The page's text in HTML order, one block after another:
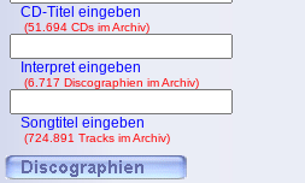
CD-Titel eingeben
(51.694 CDs im Archiv)
Interpret eingeben
(6.717 Discographien im Archiv)
Songtitel eingeben
(724.891 Tracks im Archiv)